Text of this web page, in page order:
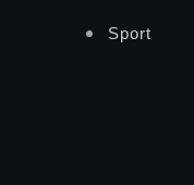
Sport